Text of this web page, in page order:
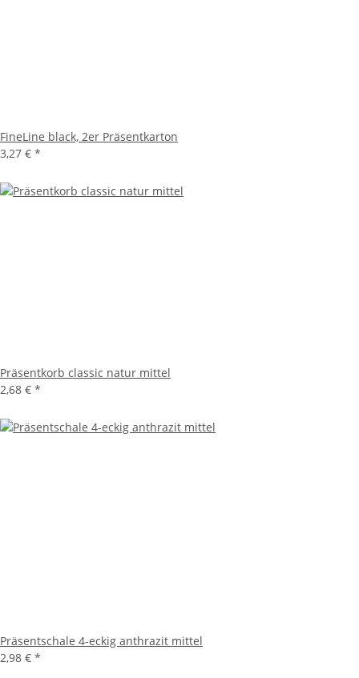
FineLine black, 2er Präsentkarton
3,27 € *
Präsentkorb classic natur mittel
2,68 € *
Präsentschale 4-eckig anthrazit mittel
2,98 € *